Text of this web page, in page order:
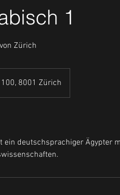
1
Zürich
8001 Zürich
deutschsprachiger Ägypter